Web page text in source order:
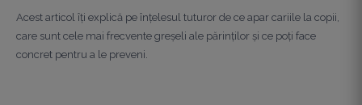
Acest articol îți explică pe înțelesul tuturor de ce apar cariile la copii,
care sunt cele mai frecvente greșeli ale părinților și ce poți face
concret pentru a le preveni.